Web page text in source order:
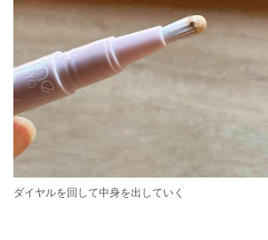
ダイヤルを回して中身を出していく